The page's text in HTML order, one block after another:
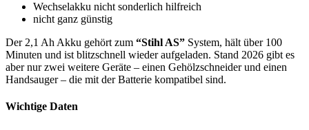
Wechselakku nicht sonderlich hilfreich
nicht ganz günstig
Der 2,1 Ah Akku gehört zum “Stihl AS” System, hält über 100
Minuten und ist blitzschnell wieder aufgeladen. Stand 2026 gibt es
aber nur zwei weitere Geräte – einen Gehölzschneider und einen
Handsauger – die mit der Batterie kompatibel sind.
Wichtige Daten